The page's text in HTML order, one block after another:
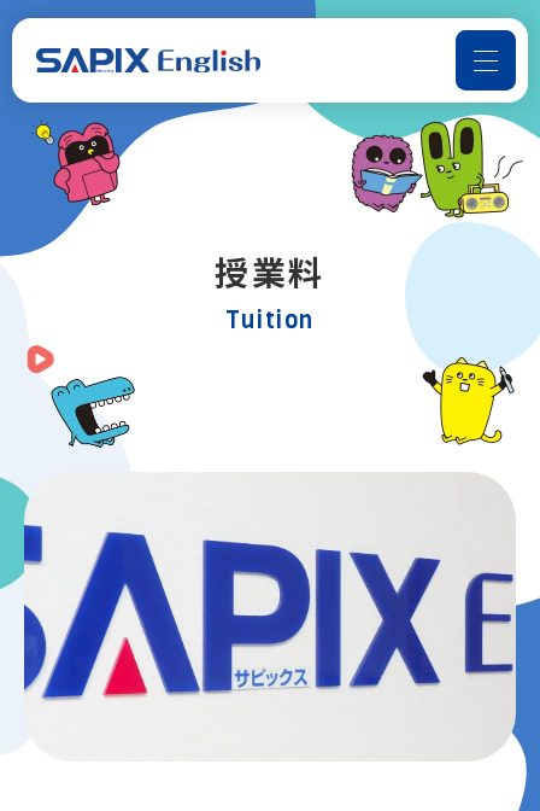
よくある質問 お問い合わせ
SAPIX Englishについて
受講までの流れ
アクセス
会社概要
採用情報
授業料
Tuition